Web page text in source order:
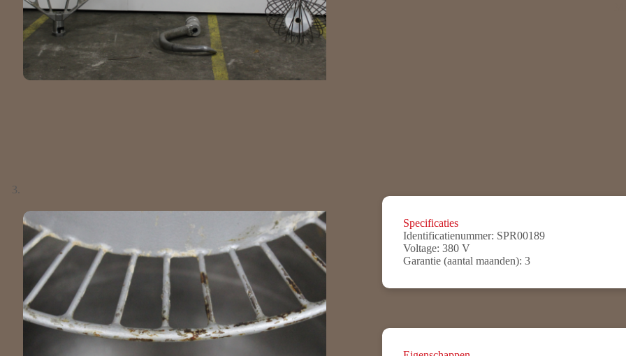
Specificaties
Identificatienummer: SPR00189
Voltage: 380 V
Garantie (aantal maanden): 3